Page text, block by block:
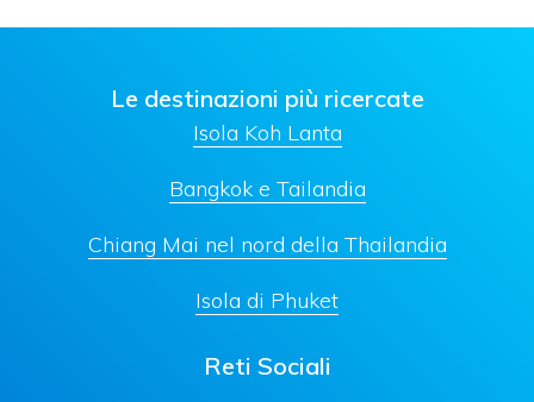
Le destinazioni più ricercate
Isola Koh Lanta
Bangkok e Tailandia
Chiang Mai nel nord della Thailandia
Isola di Phuket
Reti Sociali